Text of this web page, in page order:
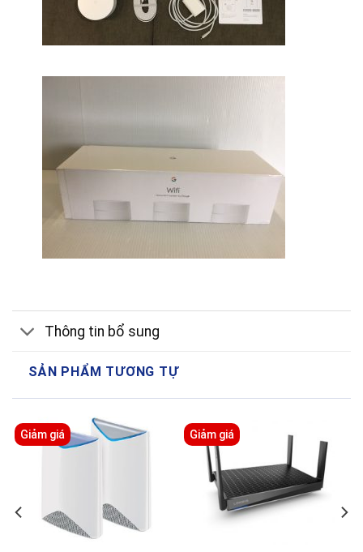
Thông tin bổ sung
SẢN PHẨM TƯƠNG TỰ
Giảm giá Giảm giá